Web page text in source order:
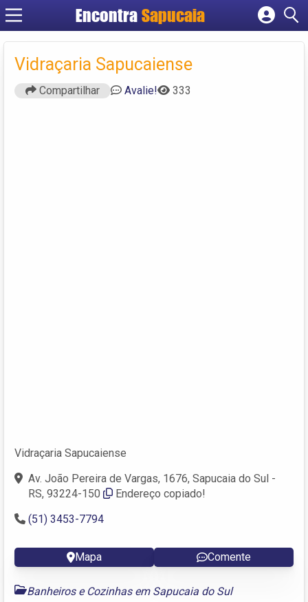
Encontra
Cadastrar empresa
Criar conta
Vidraçaria Sapucaiense
Compartilhar Avalie! 333
Vidraçaria Sapucaiense
Av. João Pereira de Vargas, 1676, Sapucaia do Sul -
RS, 93224-150
Endereço copiado!
(51) 3453-7794
Mapa Comente
Banheiros e Cozinhas em Sapucaia do Sul